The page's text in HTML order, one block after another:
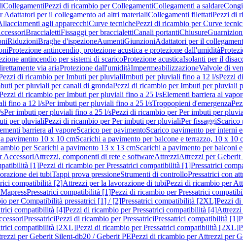
CollegamentiPezzi di ricambio per CollegamentiCollegamenti a saldare
Adattatori per il collegamento ad altri materialiCollegamenti filettatiPezzi di
agli apparecchiCurve tecnichePezzi di ricambio per Curve
BraccialettiFissaggi per braccialettiCanali portantiChiusure
RiduzioniBraghe d'ispezioneAumentiGiunzioniAdattatori per il
Protezione antincendio, protezione acustica e protezione dall'umidità
antincendio per sistemi di scaricoProtezione acusticaIsolanti per il
via ariaProtezione dall'umiditàImpermeabilizzazioneValvole di
di ricambio per Imbuti per pluvialiImbuti per pluviali fino a 12 l/sPezzi
per pluviali per canali di grondaPezzi di ricambio per Imbuti per pluviali
di ricambio per Imbuti per pluviali fino a 25 l/sElementi barriera al
fino a 12 l/sPer imbuti per pluviali fino a 25 l/sTroppopieni d'emergenza
Per imbuti per pluviali fino a 25 l/sPezzi di ricambio per Per imbuti per
per pluvialiPezzi di ricambio per Per imbuti per pluvialiPer fissaggiScarico
barriera al vaporeScarico per pavimentoScarico pavimento per interni
pavimento 10 x 10 cmScarichi a pavimento per balcone e terrazzo, 10 x 10
per Scarichi a pavimento 13 x 13 cmScarichi a pavimento per balconi
AccessoriAttrezzi, componenti di rete e softwareAttrezziAttrezzi per
[1]Pezzi di ricambio per Pressatrici compatibilità [1]Pressatrici
dei tubiTappi prova pressioneStrumenti di controlloPressatrici con
compatibilità [2]Attrezzi per la lavorazione di tubiPezzi di ricambio per
Pressatrici compatibilità [1]Pezzi di ricambio per Pressatrici
per Compatibilità pressatrici [1] / [2]Pressatrici compatibilità [2XL]Pezzi
compatibilità [4]Pezzi di ricambio per Pressatrici compatibilità [4]Attrezzi
PressatriciPezzi di ricambio per PressatriciPressatrici compatibilità [1]
compatibilità [2XL]Pezzi di ricambio per Pressatrici compatibilità [2XL]
per Geberit Silent-db20 / Geberit PEPezzi di ricambio per Attrezzi per